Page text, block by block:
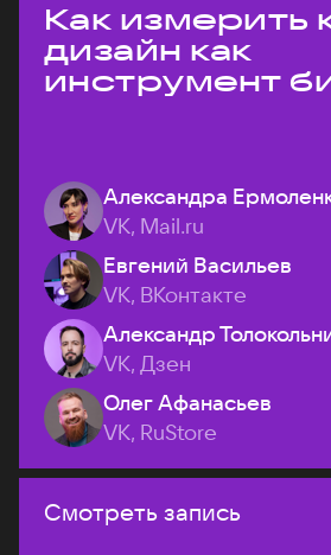
Как измерить
дизайн как
инструмент
Александра
VK, Mail.ru
Евгений Васильев
VK, ВКонтакте
Александр
VK, Дзен
Олег Афанасьев
VK, RuStore
Смотреть запись